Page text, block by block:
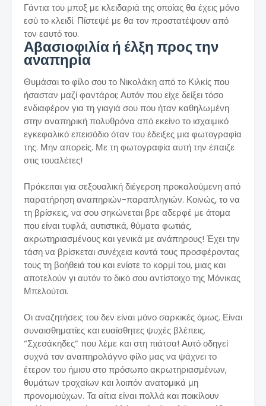
Γάντια του μποξ με κλειδαριά της οποίας θα έχεις μόνο
εσύ το κλειδί. Πίστεψέ με θα τον προστατέψουν από
τον εαυτό του.
Αβασιοφιλία ή έλξη προς την
αναπηρία
Θυμάσαι το φίλο σου το Νικολάκη από το Κιλκίς που
ήσασταν μαζί φαντάροι; Αυτόν που είχε δείξει τόσο
ενδιαφέρον για τη γιαγιά σου που ήταν καθηλωμένη
στην αναπηρική πολυθρόνα από εκείνο το ισχαιμικό
εγκεφαλικό επεισόδιο όταν του έδειξες μια φωτογραφία
της. Μην απορείς. Με τη φωτογραφία αυτή την έπαιζε
στις τουαλέτες!
Πρόκειται για σεξουαλική διέγερση προκαλούμενη από
παρατήρηση αναπηριών-παραπληγιών. Κοινώς, το να
τη βρίσκεις, να σου σηκώνεται βρε αδερφέ με άτομα
που είναι τυφλά, αυτιστικά, θύματα φωτιάς,
ακρωτηριασμένους και γενικά με ανάπηρους! Έχει την
τάση να βρίσκεται συνέχεια κοντά τους προσφέροντας
τους τη βοήθειά του και ενίοτε το κορμί του, μιας και
αποτελούν γι αυτόν το δικό σου αντίστοιχο της Μόνικας
Μπελούτσι.
Οι αναζητήσεις του δεν είναι μόνο σαρκικές όμως. Είναι
συναισθηματίες και ευαίσθητες ψυχές βλέπεις.
“Σχεσάκηδες” που λέμε και στη πιάτσα! Αυτό οδηγεί
συχνά τον αναπηρολάγνο φίλο μας να ψάχνει το
έτερον του ήμισυ στο πρόσωπο ακρωτηριασμένων,
θυμάτων τροχαίων και λοιπόν ανατομικά μη
προνομιούχων. Τα αίτια είναι πολλά και ποικίλουν